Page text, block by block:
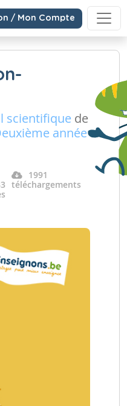
/ Mon Compte
scientifique de
année
1991
téléchargements